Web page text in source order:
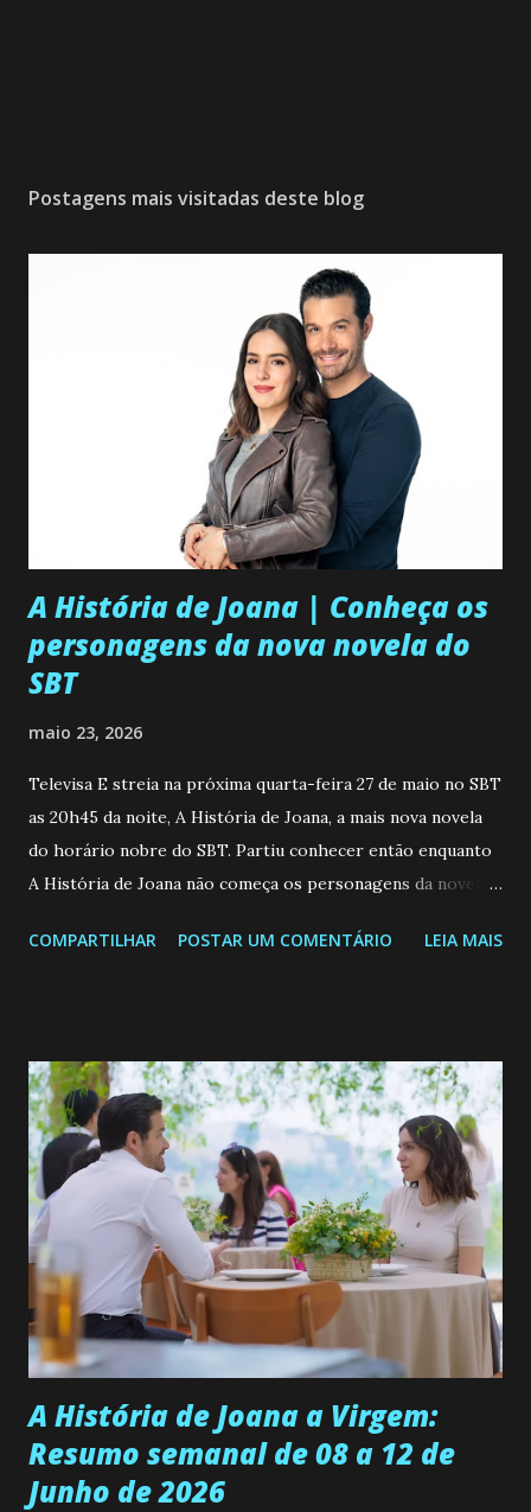
Postagens mais visitadas deste blog
A História de Joana | Conheça os
personagens da nova novela do
SBT
maio 23, 2026
Televisa E streia na próxima quarta-feira 27 de maio no SBT
as 20h45 da noite, A História de Joana, a mais nova novela
do horário nobre do SBT. Partiu conhecer então enquanto
A História de Joana não começa os personagens da novela?
de 25/05/26 a 31/05/26 JOANA GUADALUPE (Camila
permanecer virgem até encontrar o homem que realmente
ama, o que não é fácil, já que dedica todas as suas energias a
se aprimorar, trabalhando, estudando e se orgulhando de
ser a primeira mulher da família a ingressar na
universidade. Ela tem uma personalidade muito alegre, é
muito madura para a idade, determinada, criativa e
empática. Detesta injustiças e é uma ótima amiga. Pode ser
teimosa e muito persistente quando decide fazer algo.
Durante um exame ginecológico, ela é inseminada por eng...
COMPARTILHAR POSTAR UM COMENTÁRIO LEIA MAIS
A História de Joana a Virgem:
Resumo semanal de 08 a 12 de
Junho de 2026